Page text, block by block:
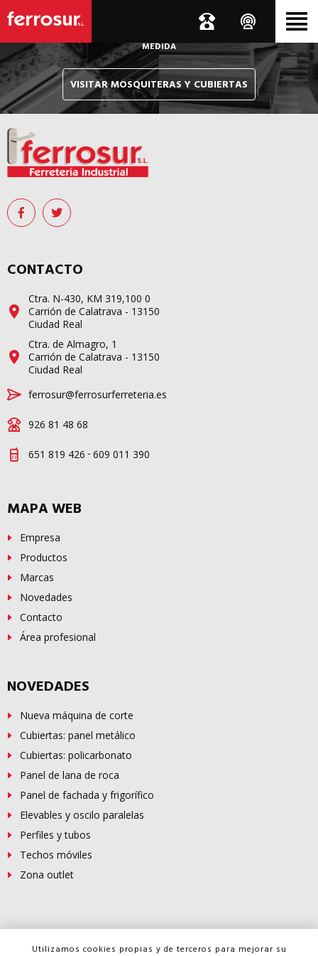
Le hacemos llegar, allí donde esté, y en tiempo récord,
sus pedidos de mosquiteras y sistemas de cubiertas confeccionados A
MEDIDA
VISITAR MOSQUITERAS Y CUBIERTAS
CONTACTO
Ctra. N-430, KM 319,100 0
Carrión de Calatrava - 13150
Ciudad Real
Ctra. de Almagro, 1
Carrión de Calatrava - 13150
Ciudad Real
ferrosur@ferrosurferreteria.es
926 81 48 68
651 819 426 - 609 011 390
MAPA WEB
Empresa
Productos
Marcas
Novedades
Contacto
Área profesional
NOVEDADES
Nueva máquina de corte
Cubiertas: panel metálico
Cubiertas: policarbonato
Panel de lana de roca
Panel de fachada y frigorífico
Elevables y oscilo paralelas
Perfiles y tubos
Techos móviles
Zona outlet
© Copyright - FERROSUR2026
Utilizamos cookies propias y de terceros para mejorar su